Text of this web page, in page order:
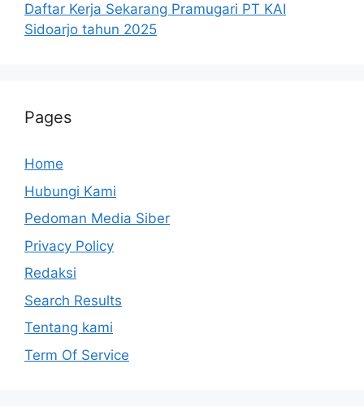
Daftar Kerja Sekarang Pramugari PT KAI
Sidoarjo tahun 2025
Pages
Home
Hubungi Kami
Pedoman Media Siber
Privacy Policy
Redaksi
Search Results
Tentang kami
Term Of Service